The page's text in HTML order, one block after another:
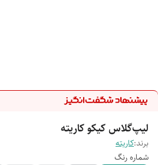
لیپ‌گلاس کیکو کاریته
برند:کاریته
شماره رنگ